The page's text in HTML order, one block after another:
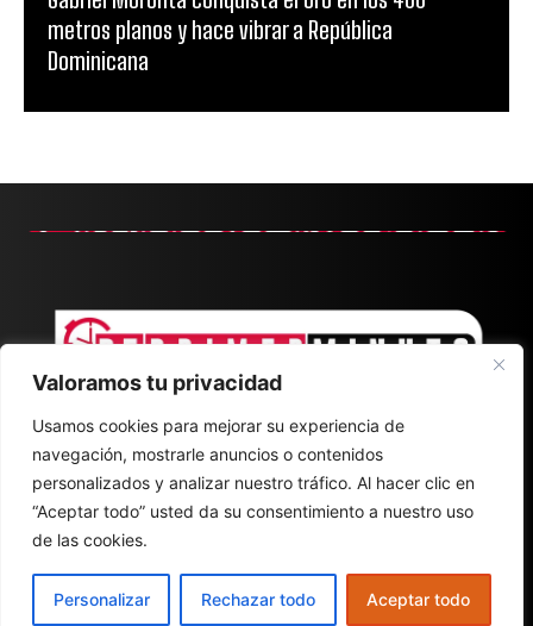
Valoramos tu privacidad
Usamos cookies para mejorar su experiencia de
navegación, mostrarle anuncios o contenidos
personalizados y analizar nuestro tráfico. Al hacer clic en
“Aceptar todo” usted da su consentimiento a nuestro uso
de las cookies.
Personalizar Rechazar todo Aceptar todo
metros planos y hace vibrar a República
Dominicana